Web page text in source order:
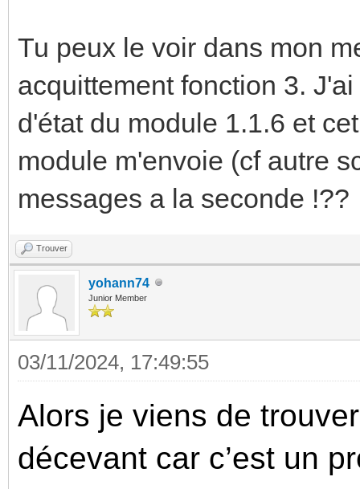
Tu peux le voir dans mon
acquittement fonction 3.
d'état du module 1.1.6 et
module m'envoie (cf autre
messages a la seconde !??
Trouver
yohann74
Junior Member
03/11/2024, 17:49:55
Alors je viens de
décevant car c’est un